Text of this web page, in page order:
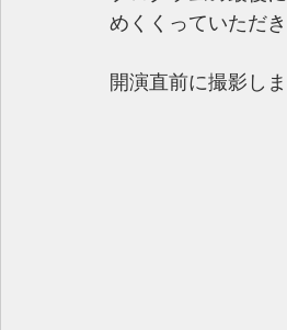
めくくっていただき
開演直前に撮影しま